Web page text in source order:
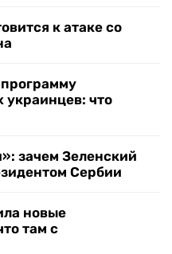
к атаке со
украинцев: что
зачем Зеленский
Сербии
новые
там с